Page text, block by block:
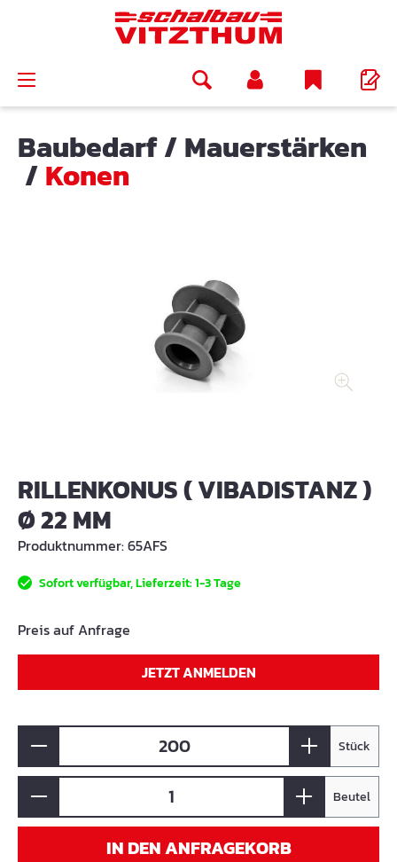
Baubedarf/Mauerstärken
/Konen
RILLENKONUS ( VIBADISTANZ )
Ø 22 MM
Produktnummer:65AFS
Sofort verfügbar, Lieferzeit: 1-3 Tage
Preis auf Anfrage
JETZT ANMELDEN
Stück
Beutel
IN DEN ANFRAGEKORB